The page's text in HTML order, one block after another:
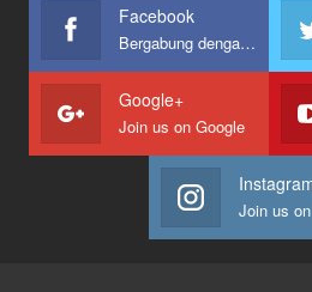
Facebook
Bergabung dengan kami
Google+
Join us on Google